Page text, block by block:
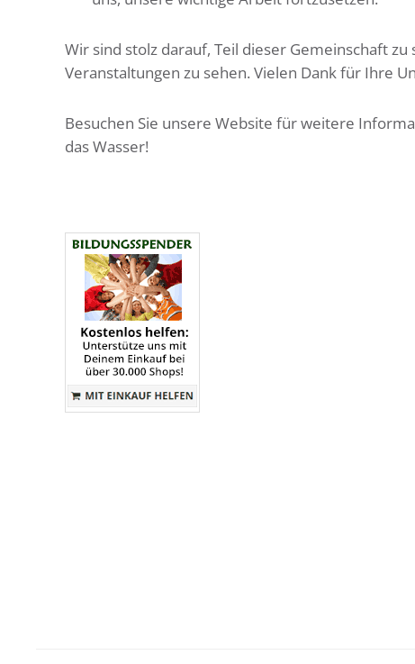
Wir sind stolz darauf, Teil dieser Gemeinschaft
Veranstaltungen zu sehen. Vielen Dank für Ihre
Besuchen Sie unsere Website für weitere
das Wasser!